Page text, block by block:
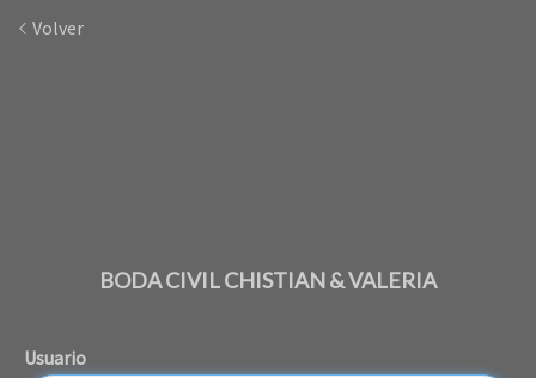
Volver
BODA CIVIL CHISTIAN & VALERIA
Usuario